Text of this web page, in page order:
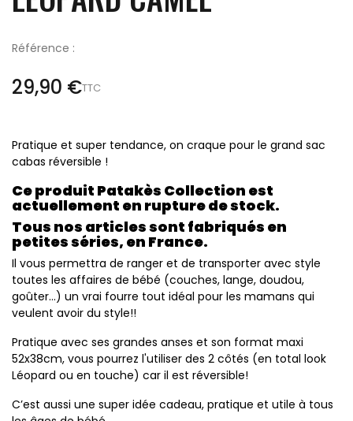
Référence :
29,90 €TTC
Pratique et super tendance, on craque pour le grand sac
cabas réversible !
Ce produit Patakès Collection est
actuellement en rupture de stock.
Tous nos articles sont fabriqués en
petites séries, en France.
Il vous permettra de ranger et de transporter avec style
toutes les affaires de bébé (couches, lange, doudou,
goûter...) un vrai fourre tout idéal pour les mamans qui
veulent avoir du style!!
Pratique avec ses grandes anses et son format maxi
52x38cm, vous pourrez l'utiliser des 2 côtés (en total look
Léopard ou en touche) car il est réversible!
C’est aussi une super idée cadeau, pratique et utile à tous